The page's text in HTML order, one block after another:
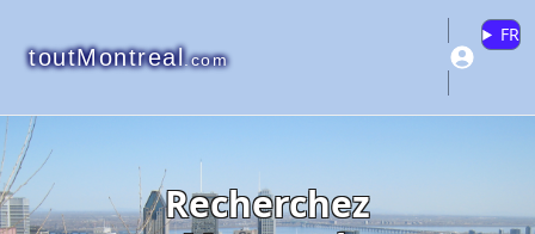
toutMontreal.com
FR
Recherchez